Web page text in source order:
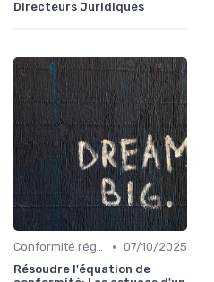
Directeurs Juridiques
Conformité réglementaire • 07/10/2025
Résoudre l'équation de